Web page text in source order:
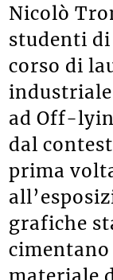
Nicolò
studenti
corso di
ad Off-
dal
prima
grafiche